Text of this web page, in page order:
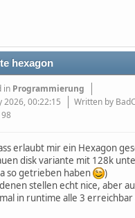
hexagon
in Programmierung
2026, 00:22:15
Written by
98
erlaubt mir ein Hexagon
disk variante mit 128k
so getrieben haben
)
stellen echt nice, aber
in runtime alle 3